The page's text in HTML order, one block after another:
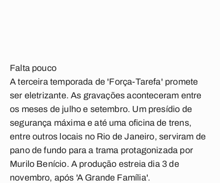
Falta pouco
A terceira temporada de 'Força-Tarefa' promete
ser eletrizante. As gravações aconteceram entre
os meses de julho e setembro. Um presídio de
segurança máxima e até uma oficina de trens,
entre outros locais no Rio de Janeiro, serviram de
pano de fundo para a trama protagonizada por
Murilo Benício. A produção estreia dia 3 de
novembro, após 'A Grande Família'.